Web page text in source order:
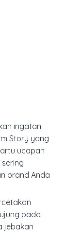
ingatan
Story yang
ucapan
brand Anda
pada
jebakan